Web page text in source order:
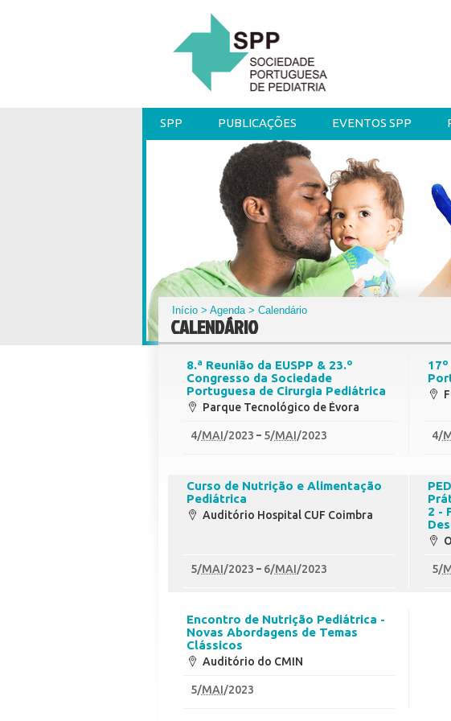
SPP PUBLICAÇÕES EVENTOS SPP
Início >Agenda> Calendário
CALENDÁRIO
8.ª Reunião da EUSPP & 23.º
Congresso da Sociedade
Portuguesa de Cirurgia Pediátrica
Parque Tecnológico de Évora
4/MAI/2023 5/MAI/2023 4/
Curso de Nutrição e Alimentação
Pediátrica
Auditório Hospital CUF Coimbra
5/MAI/2023 6/MAI/2023
2 -
5/
Encontro de Nutrição Pediátrica -
Novas Abordagens de Temas
Clássicos
Auditório do CMIN
5/MAI/2023